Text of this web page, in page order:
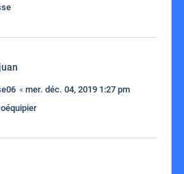
« mer. déc. 04, 2019 1:27 pm